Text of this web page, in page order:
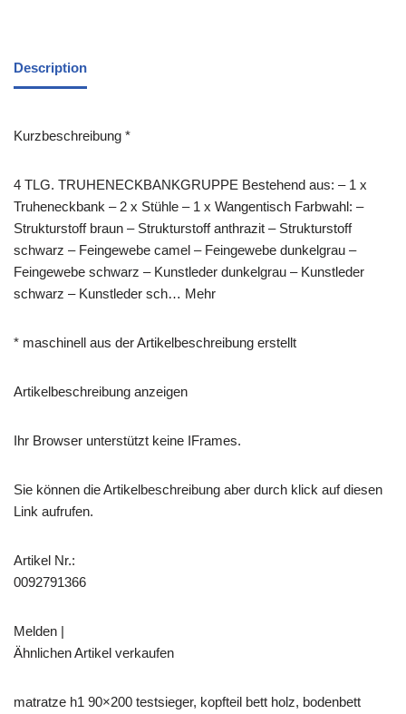
Description
Kurzbeschreibung *
4 TLG. TRUHENECKBANKGRUPPE Bestehend aus: – 1 x
Truheneckbank – 2 x Stühle – 1 x Wangentisch Farbwahl: –
Strukturstoff braun – Strukturstoff anthrazit – Strukturstoff
schwarz – Feingewebe camel – Feingewebe dunkelgrau –
Feingewebe schwarz – Kunstleder dunkelgrau – Kunstleder
schwarz – Kunstleder sch… Mehr
* maschinell aus der Artikelbeschreibung erstellt
Artikelbeschreibung anzeigen
Ihr Browser unterstützt keine IFrames.
Sie können die Artikelbeschreibung aber durch klick auf diesen
Link aufrufen.
Artikel Nr.:
0092791366
Melden |
Ähnlichen Artikel verkaufen
matratze h1 90×200 testsieger, kopfteil bett holz, bodenbett